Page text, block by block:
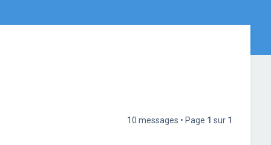
10 messages • Page 1 sur 1